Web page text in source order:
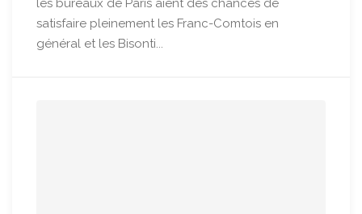
les bureaux de Paris aient des chances de
satisfaire pleinement les Franc-Comtois en
général et les Bisonti...